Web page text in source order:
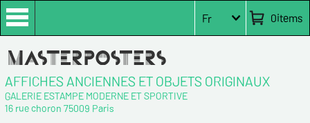
0items
Fr
AFFICHES ANCIENNES ET OBJETS ORIGINAUX
GALERIE ESTAMPE MODERNE ET SPORTIVE
16 rue choron 75009 Paris